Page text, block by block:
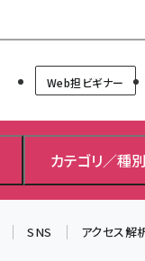
者Forum
Web担ビギナー
カテゴリ／種別
SNS アクセス解
＼ 8月27日開催
2026」開催！
▼申し込みは